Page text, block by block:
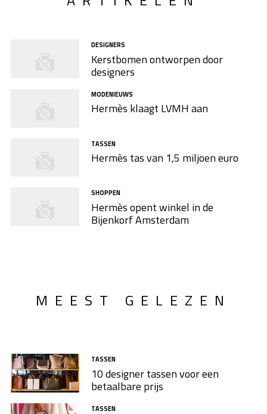
DESIGNERS
Kerstbomen ontworpen door
designers
MODENIEUWS
Hermès klaagt LVMH aan
TASSEN
Hermès tas van 1,5 miljoen euro
SHOPPEN
Hermès opent winkel in de
Bijenkorf Amsterdam
MEEST GELEZEN
TASSEN
10 designer tassen voor een
betaalbare prijs
TASSEN